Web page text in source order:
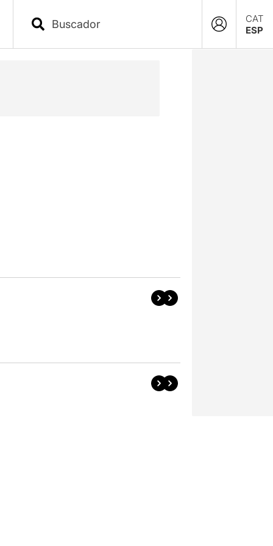
CAT
ESP